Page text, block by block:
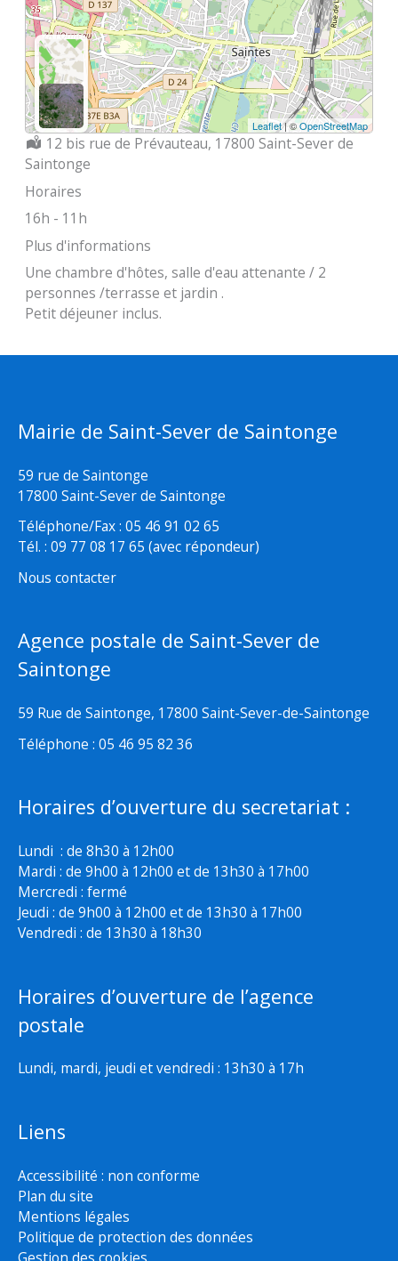
Leaflet| ©OpenStreetMap
Localisation :
12 bis rue de Prévauteau, 17800 Saint-Sever de
Saintonge
Horaires
16h - 11h
Plus d'informations
Une chambre d'hôtes, salle d'eau attenante / 2
personnes /terrasse et jardin .
Petit déjeuner inclus.
Mairie de Saint-Sever de Saintonge
59 rue de Saintonge
17800 Saint-Sever de Saintonge
Téléphone/Fax : 05 46 91 02 65
Tél. : 09 77 08 17 65 (avec répondeur)
Nous contacter
Agence postale de Saint-Sever de
Saintonge
59 Rue de Saintonge, 17800 Saint-Sever-de-Saintonge
Téléphone : 05 46 95 82 36
Horaires d’ouverture du secretariat :
Lundi : de 8h30 à 12h00
Mardi : de 9h00 à 12h00 et de 13h30 à 17h00
Mercredi : fermé
Jeudi : de 9h00 à 12h00 et de 13h30 à 17h00
Vendredi : de 13h30 à 18h30
Horaires d’ouverture de l’agence
postale
Lundi, mardi, jeudi et vendredi : 13h30 à 17h
Liens
Accessibilité : non conforme
Plan du site
Mentions légales
Politique de protection des données